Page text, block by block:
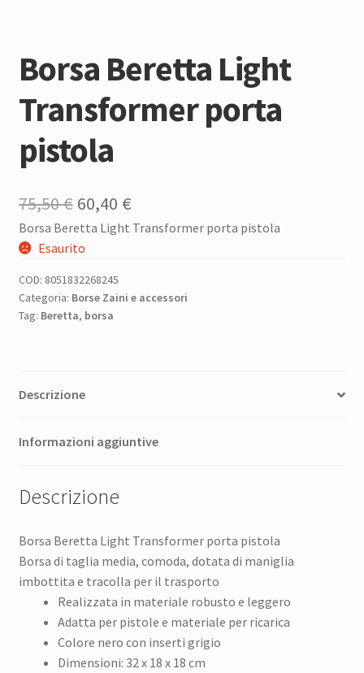
Borsa Beretta Light
Transformer porta
pistola
75,50€ Il
prezzo
originale
era:
75,50 €.
60,40 €Il
prezzo
Borsa Beretta Light Transformer porta pistola
Esaurito
COD: 8051832268245
Categoria: Borse Zaini e accessori
Tag: Beretta, borsa
Descrizione
Informazioni aggiuntive
Descrizione
Borsa Beretta Light Transformer porta pistola
Borsa di taglia media, comoda, dotata di maniglia
imbottita e tracolla per il trasporto
Realizzata in materiale robusto e leggero
Adatta per pistole e materiale per ricarica
Colore nero con inserti grigio
Dimensioni: 32 x 18 x 18 cm